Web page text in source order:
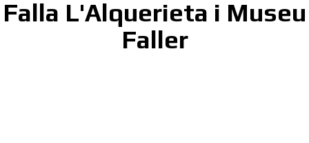
Falla L'Alquerieta i Museu
Faller